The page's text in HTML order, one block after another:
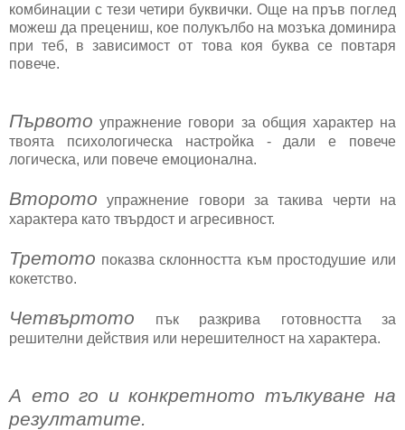
комбинации с тези четири буквички. Още на пръв поглед
можеш да прецениш, кое полукълбо на мозъка доминира
при теб, в зависимост от това коя буква се повтаря
повече.
Първото упражнение говори за общия характер на
твоята психологическа настройка - дали е повече
логическа, или повече емоционална.
Второто упражнение говори за такива черти на
характера като твърдост и агресивност.
Третото показва склонността към простодушие или
кокетство.
Четвъртото пък разкрива готовността за
решителни действия или нерешителност на характера.
А ето го и конкретното тълкуване на
резултатите